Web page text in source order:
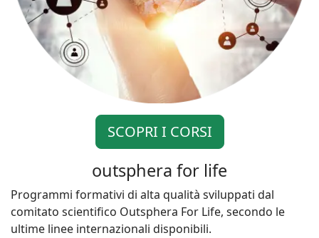
SCOPRI I CORSI
outsphera for life
Programmi formativi di alta qualità sviluppati dal
comitato scientifico Outsphera For Life, secondo le
ultime linee internazionali disponibili.